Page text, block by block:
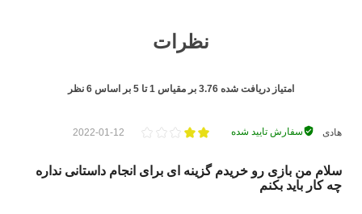
نظرات
امتیاز دریافت شده 3.76 بر مقیاس 1تا 5 بر اساس 6 نظر
هادی سفارش تایید شده 2022-01-12
سلام من بازی رو خریدم گزینه ای برای انجام داستانی نداره
چه کار باید بکنم